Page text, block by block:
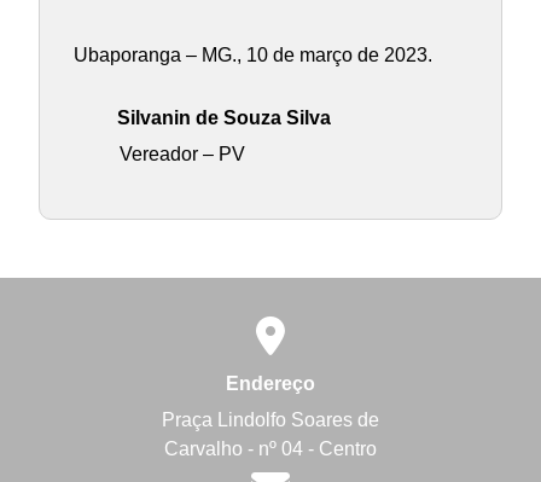
Ubaporanga – MG., 10 de março de 2023.
Silvanin de Souza Silva
Vereador – PV
Endereço
Praça Lindolfo Soares de
Carvalho - nº 04 - Centro